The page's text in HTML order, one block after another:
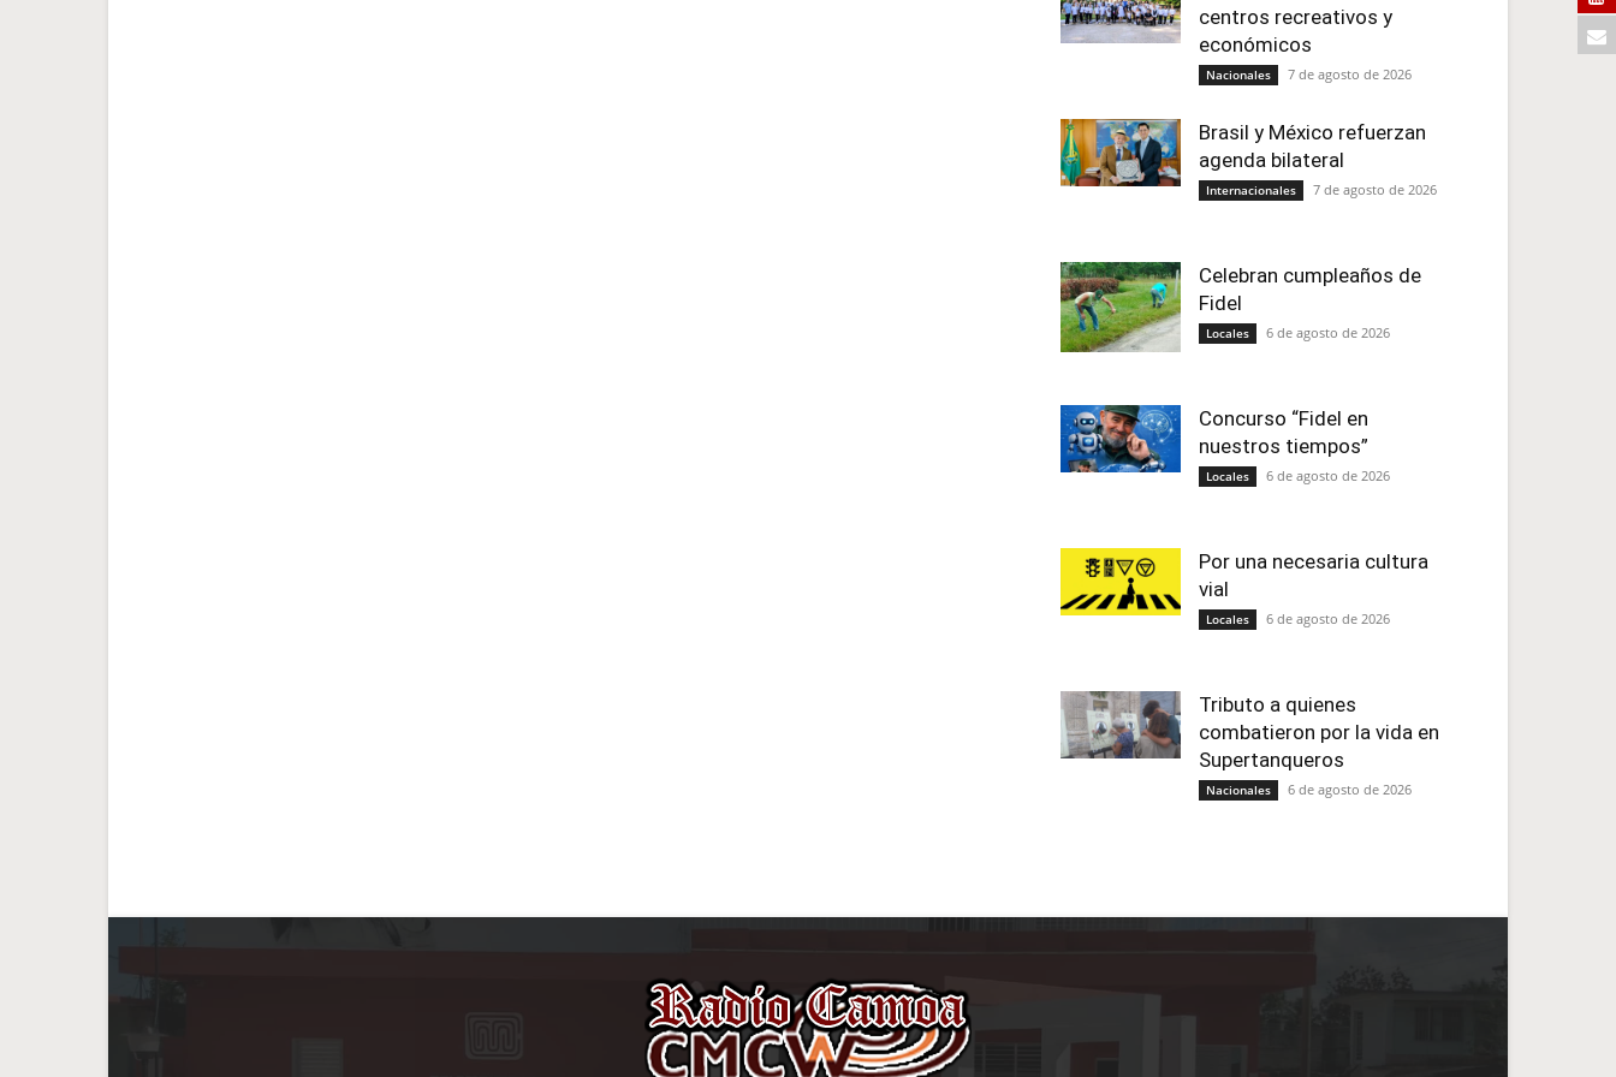
centros recreativos y
económicos
Nacionales 7 de agosto de 2026
Brasil y México refuerzan
agenda bilateral
Internacionales 7 de agosto de 2026
Celebran cumpleaños de
Fidel
Locales 6 de agosto de 2026
Concurso “Fidel en
nuestros tiempos”
Locales 6 de agosto de 2026
Por una necesaria cultura
vial
Locales 6 de agosto de 2026
Tributo a quienes
combatieron por la vida en
Supertanqueros
Nacionales 6 de agosto de 2026